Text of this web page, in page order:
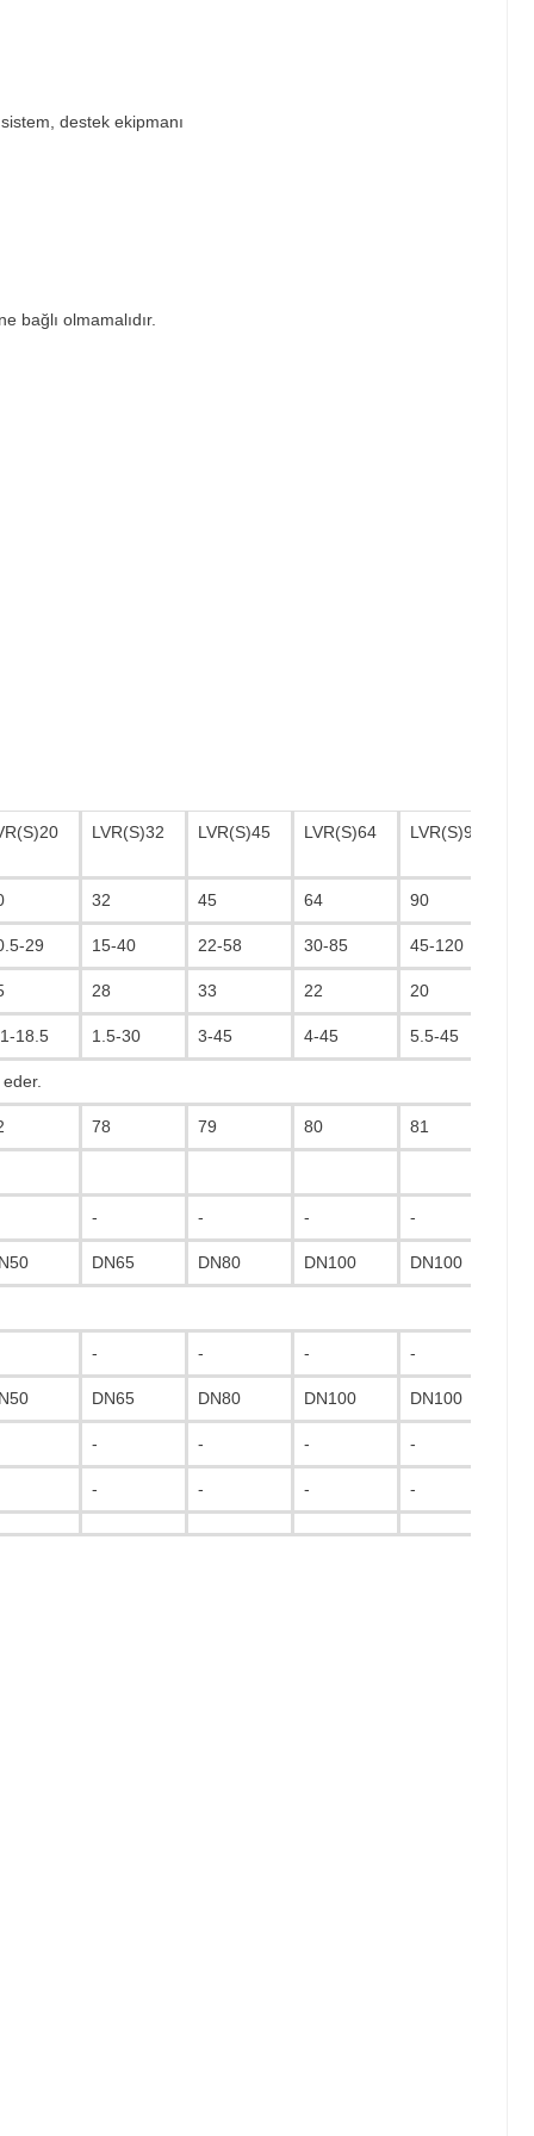
destek ekipmanı
bağlı olmamalıdır.
LVR(S)32 LVR(S)45 LVR(S)64 LVR(S)90
32 45 64 90
29 15-40 22-58 30-85 45-120
28 33 22 20
18.5 1.5-30 3-45 4-45 5.5-45
78 79 80 81
- - - -
DN65 DN80 DN100 DN100
- - - -
DN65 DN80 DN100 DN100
- - - -
- - - -